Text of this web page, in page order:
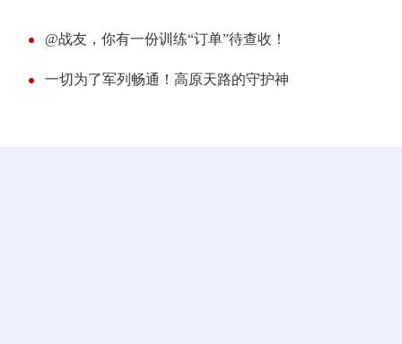
@战友，你有一份训练“订单”待查收！
一切为了军列畅通！高原天路的守护神